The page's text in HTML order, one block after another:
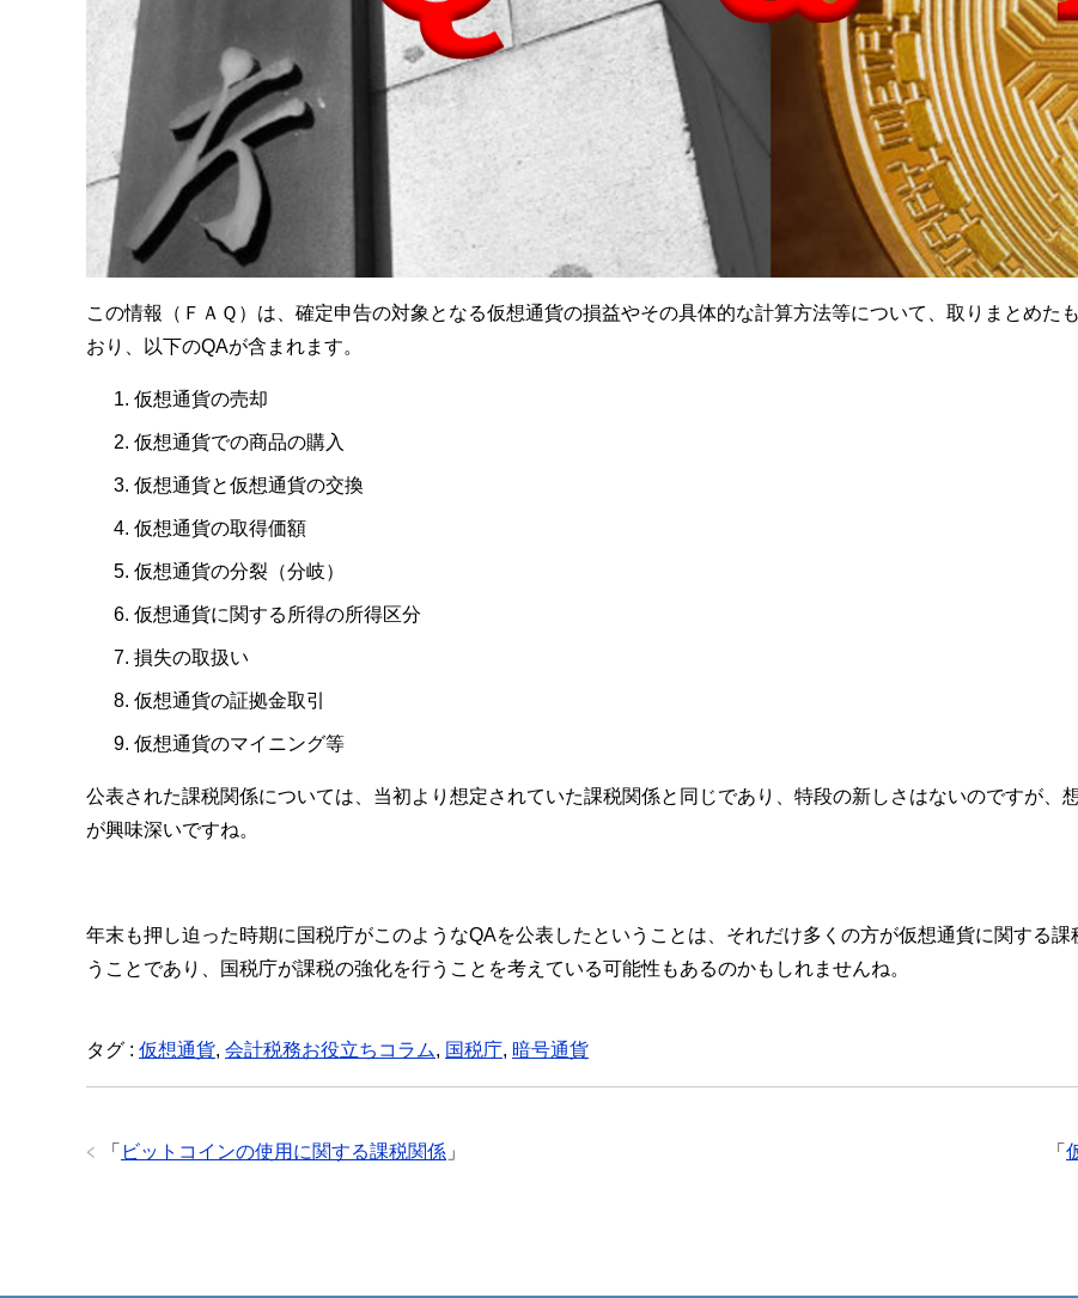
この情報（ＦＡＱ）は、確定申告の対象となる仮想通貨の損益やその具体的な計算方法等について、取りまとめた
おり、以下のQAが含まれます。
仮想通貨の売却
仮想通貨での商品の購入
仮想通貨と仮想通貨の交換
仮想通貨の取得価額
仮想通貨の分裂（分岐）
仮想通貨に関する所得の所得区分
損失の取扱い
仮想通貨の証拠金取引
仮想通貨のマイニング等
公表された課税関係については、当初より想定されていた課税関係と同じであり、特段の新しさはないのですが、
が興味深いですね。
年末も押し迫った時期に国税庁がこのようなQAを公表したということは、それだけ多くの方が仮想通貨に関する
うことであり、国税庁が課税の強化を行うことを考えている可能性もあるのかもしれませんね。
タグ : 仮想通貨, 会計税務お役立ちコラム, 国税庁, 暗号通貨
「
「 ビットコインの使用に関する課税関係 」